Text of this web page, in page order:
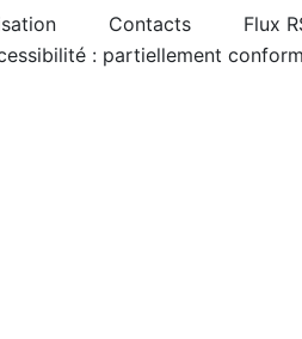
Contacts
Flux
: partiellement